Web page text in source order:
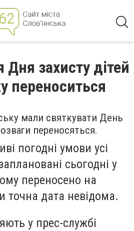
Дня захисту дітей
переноситься
мали святкувати День
переносяться.
погодні умови усі
сьогодні у
переносено на
точна дата невідома.
у прес-службі